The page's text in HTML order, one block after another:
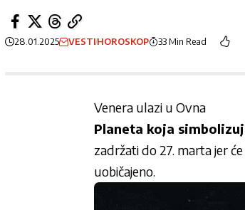
28.01.2025 VESTIHOROSKOP 33 Min Read
Venera ulazi u Ovna
Planeta koja
zadržati do 27. marta jer
uobičajeno.